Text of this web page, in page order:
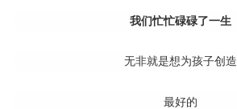
我们忙忙碌碌了一生
无非就是想为孩子创造
最好的